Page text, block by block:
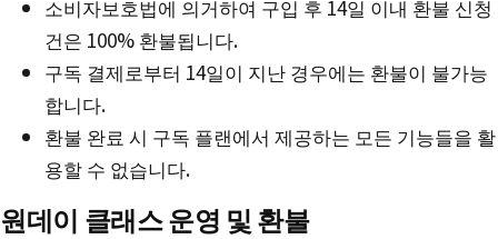
소비자보호법에 의거하여 구입 후 14일 이내 환불 신청
건은 100% 환불됩니다.
구독 결제로부터 14일이 지난 경우에는 환불이 불가능
합니다.
환불 완료 시 구독 플랜에서 제공하는 모든 기능들을 활
용할 수 없습니다.
원데이 클래스 운영 및 환불